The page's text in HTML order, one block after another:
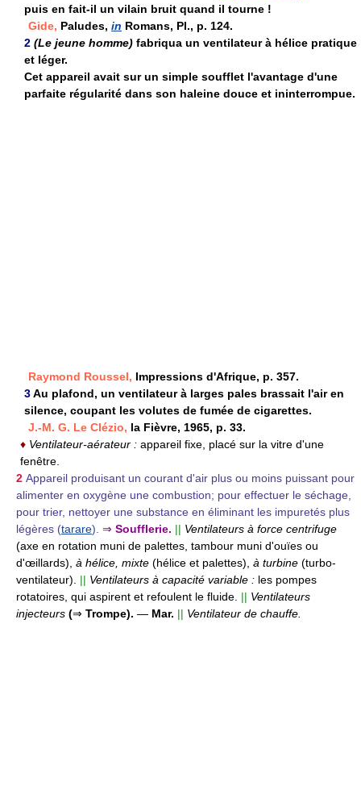
puis en fait-il un vilain bruit quand il tourne !
Gide, Paludes, in Romans, Pl., p. 124.
2 (Le jeune homme) fabriqua un ventilateur à hélice pratique
et léger.
Cet appareil avait sur un simple soufflet l'avantage d'une
parfaite régularité dans son haleine douce et ininterrompue.
Raymond Roussel, Impressions d'Afrique, p. 357.
3Au plafond, un ventilateur à larges pales brassait l'air en
silence, coupant les volutes de fumée de cigarettes.
J.-M. G. Le Clézio, la Fièvre, 1965, p. 33.
♦ Ventilateur-aérateur : appareil fixe, placé sur la vitre d'une
fenêtre.
2 Appareil produisant un courant d'air plus ou moins puissant pour
alimenter en oxygène une combustion; pour effectuer le séchage,
pour trier, nettoyer une substance en éliminant les impuretés plus
légères (tarare). ⇒ Soufflerie. || Ventilateurs à force centrifuge
(axe en rotation muni de palettes, tambour muni d'ouïes ou
d'œillards), à hélice, mixte (hélice et palettes), à turbine (turbo-
ventilateur).
|| Ventilateurs à capacité variable : les pompes
rotatoires, qui aspirent et refoulent le fluide. || Ventilateurs
injecteurs (⇒ Trompe). — Mar. || Ventilateur de chauffe.